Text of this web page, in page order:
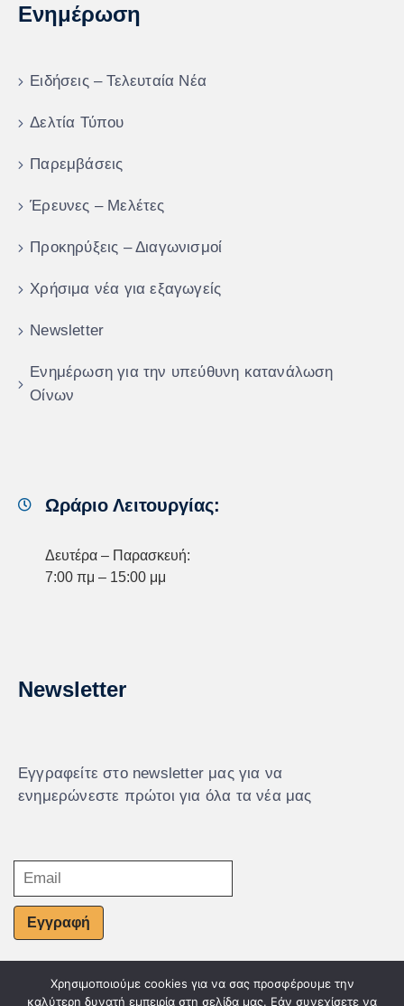
Ενημέρωση
Ειδήσεις – Τελευταία Νέα
Δελτία Τύπου
Παρεμβάσεις
Έρευνες – Μελέτες
Προκηρύξεις – Διαγωνισμοί
Χρήσιμα νέα για εξαγωγείς
Newsletter
Ενημέρωση για την υπεύθυνη κατανάλωση
Οίνων
Ωράριο Λειτουργίας:
Δευτέρα – Παρασκευή:
7:00 πμ – 15:00 μμ
Newsletter
Εγγραφείτε στο newsletter μας για να
ενημερώνεστε πρώτοι για όλα τα νέα μας
Εγγραφή
© Powered by Knowledge AE
Χρησιμοποιούμε cookies για να σας προσφέρουμε την
καλύτερη δυνατή εμπειρία στη σελίδα μας. Εάν συνεχίσετε να